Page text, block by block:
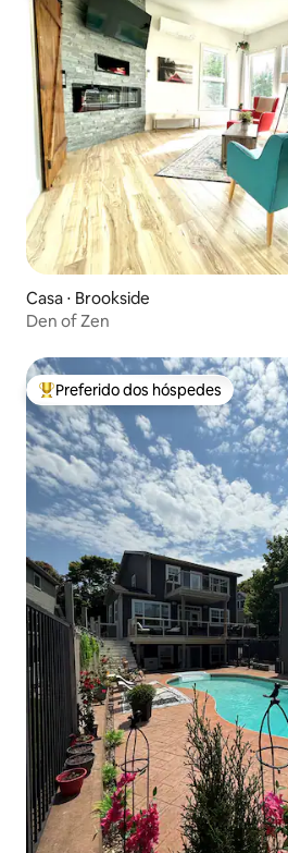
Casa ⋅ Brookside
Den of Zen
Entre os melhores preferidos dos
Preferido dos hóspedes